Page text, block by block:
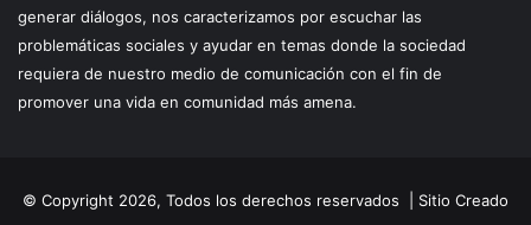
generar diálogos, nos caracterizamos por escuchar las
problemáticas sociales y ayudar en temas donde la sociedad
requiera de nuestro medio de comunicación con el fin de
promover una vida en comunidad más amena.
© Copyright 2026, Todos los derechos reservados | Sitio Creado